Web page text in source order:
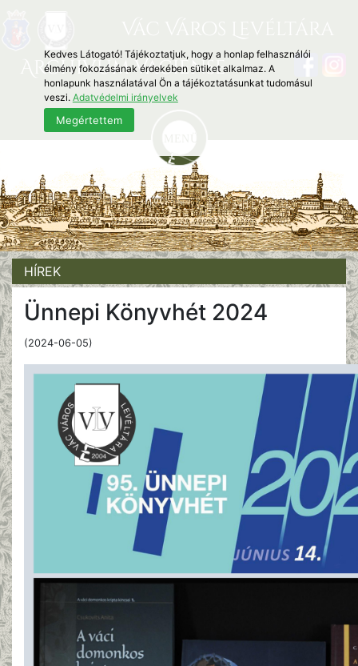
Archivum Vaciense
HÍREK
Ünnepi Könyvhét 2024
(2024-06-05)
Kedves Látogató! Tájékoztatjuk, hogy a honlap felhasználói
élmény fokozásának érdekében sütiket alkalmaz. A
honlapunk használatával Ön a tájékoztatásunkat tudomásul
veszi. Adatvédelmi irányelvek
Megértettem